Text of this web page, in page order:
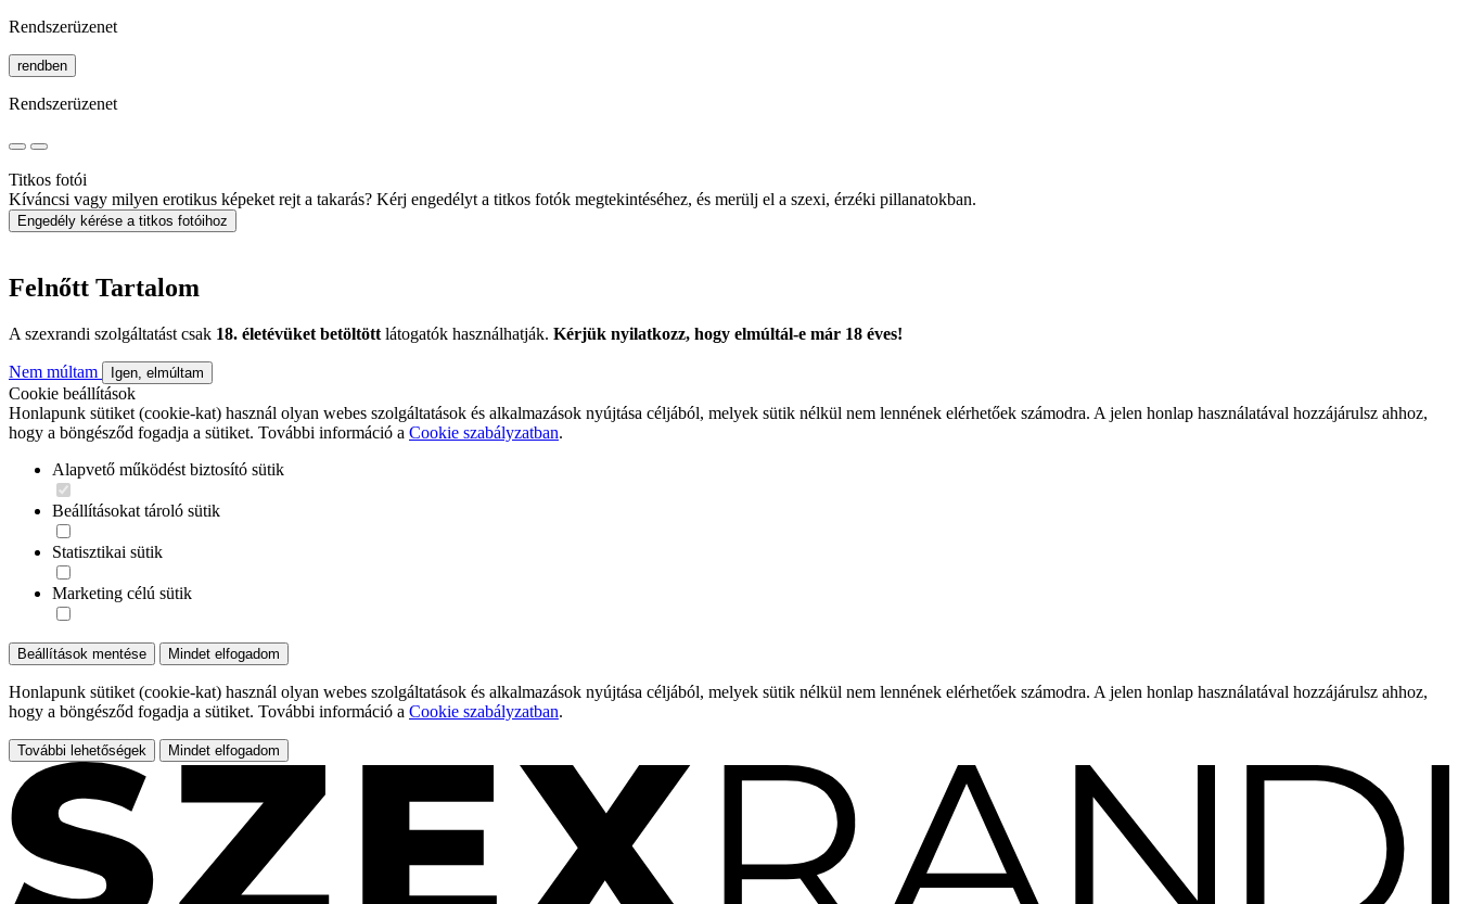
Rendszerüzenet
rendben
Rendszerüzenet
Titkos fotói
Kíváncsi vagy milyen erotikus képeket rejt a takarás? Kérj engedélyt a titkos fotók megtekintéséhez, és merülj el a szexi, érzéki pillanatokban.
Engedély kérése a titkos fotóihoz
Felnőtt Tartalom
A szexrandi szolgáltatást csak 18. életévüket betöltött látogatók használhatják. Kérjük nyilatkozz, hogy elmúltál-e már 18 éves!
Nem múltam Igen, elmúltam
Cookie beállítások
Honlapunk sütiket (cookie-kat) használ olyan webes szolgáltatások és alkalmazások nyújtása céljából, melyek sütik nélkül nem lennének elérhetőek számodra. A jelen honlap használatával hozzájárulsz ahhoz,
hogy a böngésződ fogadja a sütiket. További információ a Cookie szabályzatban.
Alapvető működést biztosító sütik
Beállításokat tároló sütik
Statisztikai sütik
Marketing célú sütik
Beállítások mentése Mindet elfogadom
Honlapunk sütiket (cookie-kat) használ olyan webes szolgáltatások és alkalmazások nyújtása céljából, melyek sütik nélkül nem lennének elérhetőek számodra. A jelen honlap használatával hozzájárulsz ahhoz,
hogy a böngésződ fogadja a sütiket. További információ a Cookie szabályzatban.
További lehetőségek Mindet elfogadom